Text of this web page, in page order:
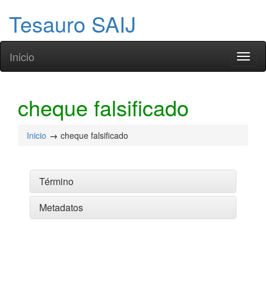
Tesauro SAIJ
Inicio
cheque falsificado
Inicio cheque falsificado
Término
Metadatos